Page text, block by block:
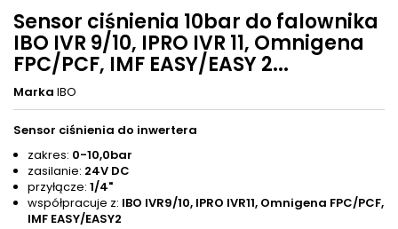
Sensor ciśnienia 10bar do falownika
IBO IVR 9/10, IPRO IVR 11, Omnigena
FPC/PCF, IMF EASY/EASY 2...
Marka IBO
Sensor ciśnienia do inwertera
zakres: 0-10,0bar
zasilanie: 24V DC
przyłącze: 1/4"
współpracuje z: IBO IVR9/10, IPRO IVR11, Omnigena FPC/PCF,
IMF EASY/EASY2